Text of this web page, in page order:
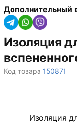
Дополнительный
Изоляция
Код товара 150871
Изоляция